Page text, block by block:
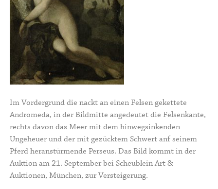
Im Vordergrund die nackt an einen Felsen gekettete
Andromeda, in der Bildmitte angedeutet die Felsenkante,
rechts davon das Meer mit dem hinwegsinkenden
Ungeheuer und der mit gezücktem Schwert anf seinem
Pferd heranstürmende Perseus. Das Bild kommt in der
Auktion am 21. September bei Scheublein Art &
Auktionen, München, zur Versteigerung.